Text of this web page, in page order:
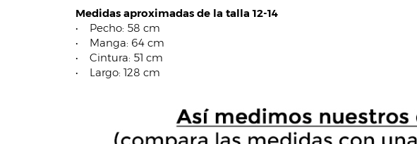
Medidas aproximadas de la talla 12-14
• Pecho: 58 cm
• Manga: 64 cm
• Cintura: 51 cm
• Largo: 128 cm